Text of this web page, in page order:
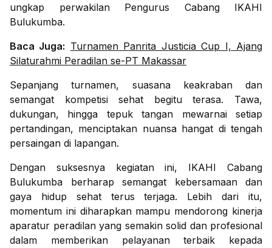
ungkap perwakilan Pengurus Cabang IKAHI
Bulukumba.
Baca Juga: Turnamen Panrita Justicia Cup I, Ajang
Silaturahmi Peradilan se-PT Makassar
Sepanjang turnamen, suasana keakraban dan
semangat kompetisi sehat begitu terasa. Tawa,
dukungan, hingga tepuk tangan mewarnai setiap
pertandingan, menciptakan nuansa hangat di tengah
persaingan di lapangan.
Dengan suksesnya kegiatan ini, IKAHI Cabang
Bulukumba berharap semangat kebersamaan dan
gaya hidup sehat terus terjaga. Lebih dari itu,
momentum ini diharapkan mampu mendorong kinerja
aparatur peradilan yang semakin solid dan profesional
dalam memberikan pelayanan terbaik kepada